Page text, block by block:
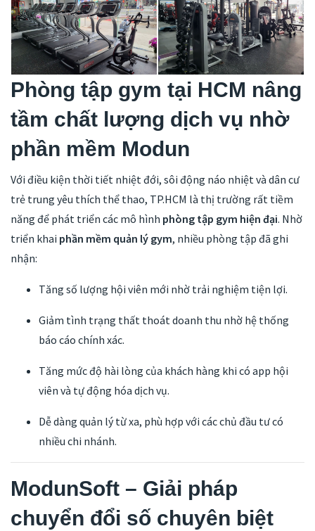
Phòng tập gym tại HCM nâng
tầm chất lượng dịch vụ nhờ
phần mềm Modun
Với điều kiện thời tiết nhiệt đới, sôi động náo nhiệt và dân cư
trẻ trung yêu thích thể thao, TP.HCM là thị trường rất tiềm
năng để phát triển các mô hình phòng tập gym hiện đại. Nhờ
triển khai phần mềm quản lý gym, nhiều phòng tập đã ghi
nhận:
Tăng số lượng hội viên mới nhờ trải nghiệm tiện lợi.
Giảm tình trạng thất thoát doanh thu nhờ hệ thống
báo cáo chính xác.
Tăng mức độ hài lòng của khách hàng khi có app hội
viên và tự động hóa dịch vụ.
Dễ dàng quản lý từ xa, phù hợp với các chủ đầu tư có
nhiều chi nhánh.
ModunSoft – Giải pháp
chuyển đổi số chuyên biệt